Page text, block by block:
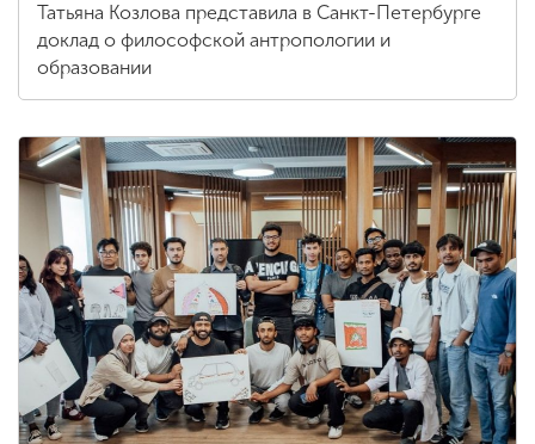
Татьяна Козлова представила в Санкт-Петербурге
доклад о философской антропологии и
образовании